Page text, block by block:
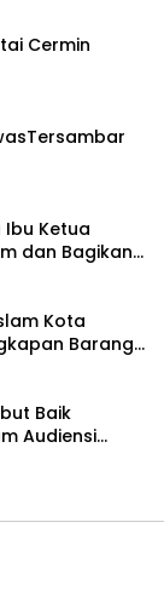
Cermin
Ibu Ketua
dan Bagikan
Kota
Barang
Baik
Audiensi